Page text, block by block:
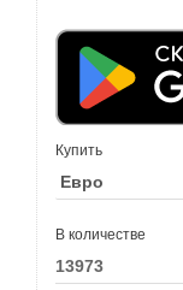
Купить
В количестве